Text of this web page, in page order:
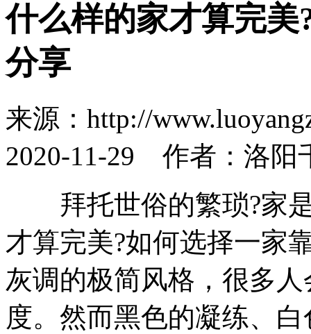
什么样的家才算完美
分享
来源：http://
2020-11-29 作者：洛阳
拜托世俗的繁琐?家是
才算完美?如何选择一家
灰调的极简风格，很多
度。然而黑色的凝练、